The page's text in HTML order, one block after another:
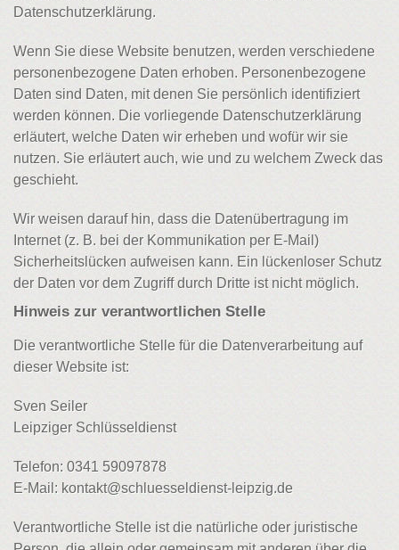
Datenschutzerklärung.
Wenn Sie diese Website benutzen, werden verschiedene
personenbezogene Daten erhoben. Personenbezogene
Daten sind Daten, mit denen Sie persönlich identifiziert
werden können. Die vorliegende Datenschutzerklärung
erläutert, welche Daten wir erheben und wofür wir sie
nutzen. Sie erläutert auch, wie und zu welchem Zweck das
geschieht.
Wir weisen darauf hin, dass die Datenübertragung im
Internet (z. B. bei der Kommunikation per E-Mail)
Sicherheitslücken aufweisen kann. Ein lückenloser Schutz
der Daten vor dem Zugriff durch Dritte ist nicht möglich.
Hinweis zur verantwortlichen Stelle
Die verantwortliche Stelle für die Datenverarbeitung auf
dieser Website ist:
Sven Seiler
Leipziger Schlüsseldienst
Telefon: 0341 59097878
E-Mail: kontakt@schluesseldienst-leipzig.de
Verantwortliche Stelle ist die natürliche oder juristische